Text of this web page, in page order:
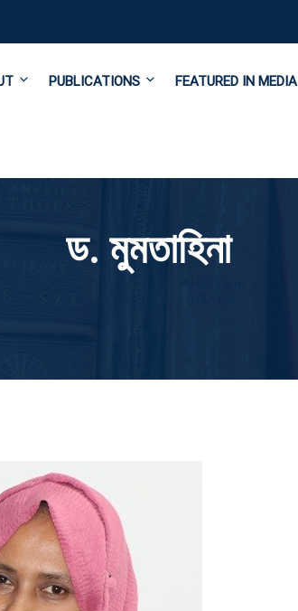
PUBLICATIONS FEATURED IN MEDIA
ড. মুমতাহিনা